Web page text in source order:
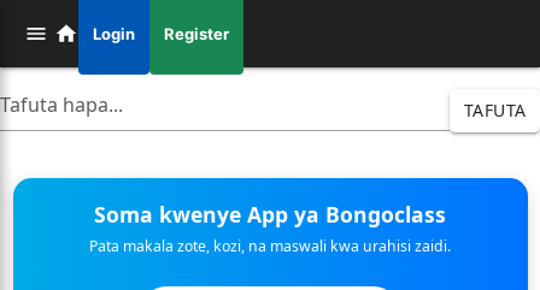
Login Register
TAFUTA
Soma kwenye App ya Bongoclass
Pata makala zote, kozi, na maswali kwa urahisi zaidi.